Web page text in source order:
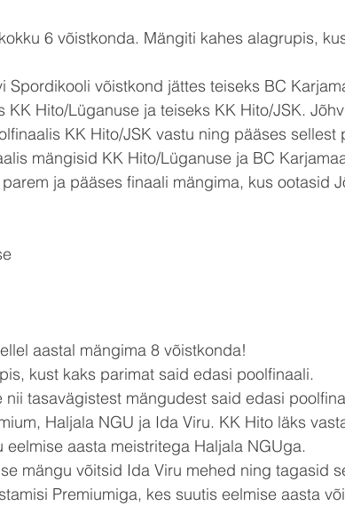
6 võistkonda. Mängiti kahes alagrupis,
Spordikooli võistkond jättes teiseks BC
KK Hito/Lüganuse ja teiseks KK Hito/JSK.
KK Hito/JSK vastu ning pääses sellest
mängisid KK Hito/Lüganuse ja BC
ja pääses finaali mängima, kus ootasid
aastal mängima 8 võistkonda!
kust kaks parimat said edasi poolfinaali.
nii tasavägistest mängudest said edasi
Haljala NGU ja Ida Viru. KK Hito läks
eelmise aasta meistritega Haljala NGUga.
mängu võitsid Ida Viru mehed ning tagasid
Premiumiga, kes suutis eelmise aasta